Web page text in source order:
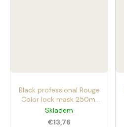
Black professional Rouge
Color lock mask 250ml
Maske für coloriertes
Haar
Skladem
€13,76